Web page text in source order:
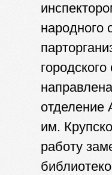
народного
отделение
им.
работу